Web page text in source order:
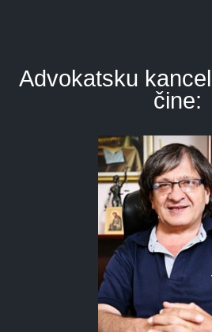
Advokatsku
čine: